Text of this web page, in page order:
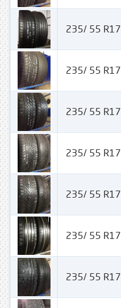
235/ 55 R17
235/ 55 R17
235/ 55 R17
235/ 55 R17
235/ 55 R17
235/ 55 R17
235/ 55 R17